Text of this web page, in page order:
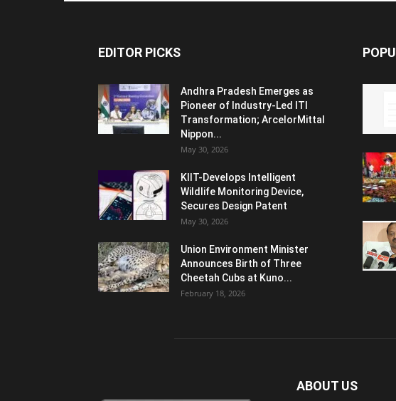
EDITOR PICKS
Andhra Pradesh Emerges as
Pioneer of Industry-Led ITI
Transformation; ArcelorMittal
Nippon...
May 30, 2026
KIIT-Develops Intelligent
Wildlife Monitoring Device,
Secures Design Patent
May 30, 2026
Union Environment Minister
Announces Birth of Three
Cheetah Cubs at Kuno...
February 18, 2026
ABOUT US